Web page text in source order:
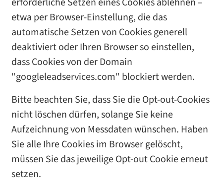
etwa per Browser-Einstellung, die das
automatische Setzen von Cookies generell
deaktiviert oder Ihren Browser so einstellen,
dass Cookies von der Domain
"googleleadservices.com" blockiert werden.
Bitte beachten Sie, dass Sie die Opt-out-Cookies
nicht löschen dürfen, solange Sie keine
Aufzeichnung von Messdaten wünschen. Haben
Sie alle Ihre Cookies im Browser gelöscht,
müssen Sie das jeweilige Opt-out Cookie erneut
setzen.